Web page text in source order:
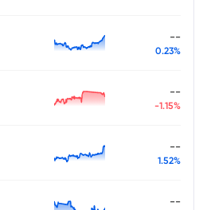
--
0.23%
--
-1.15%
--
1.52%
--